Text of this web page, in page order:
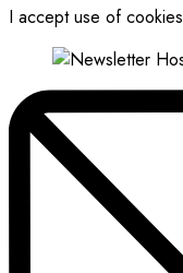
I accept use of cookies